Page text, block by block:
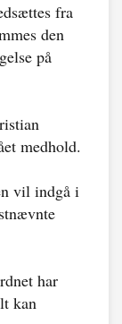
fra
den
på
medhold.
vil indgå i
har
kan